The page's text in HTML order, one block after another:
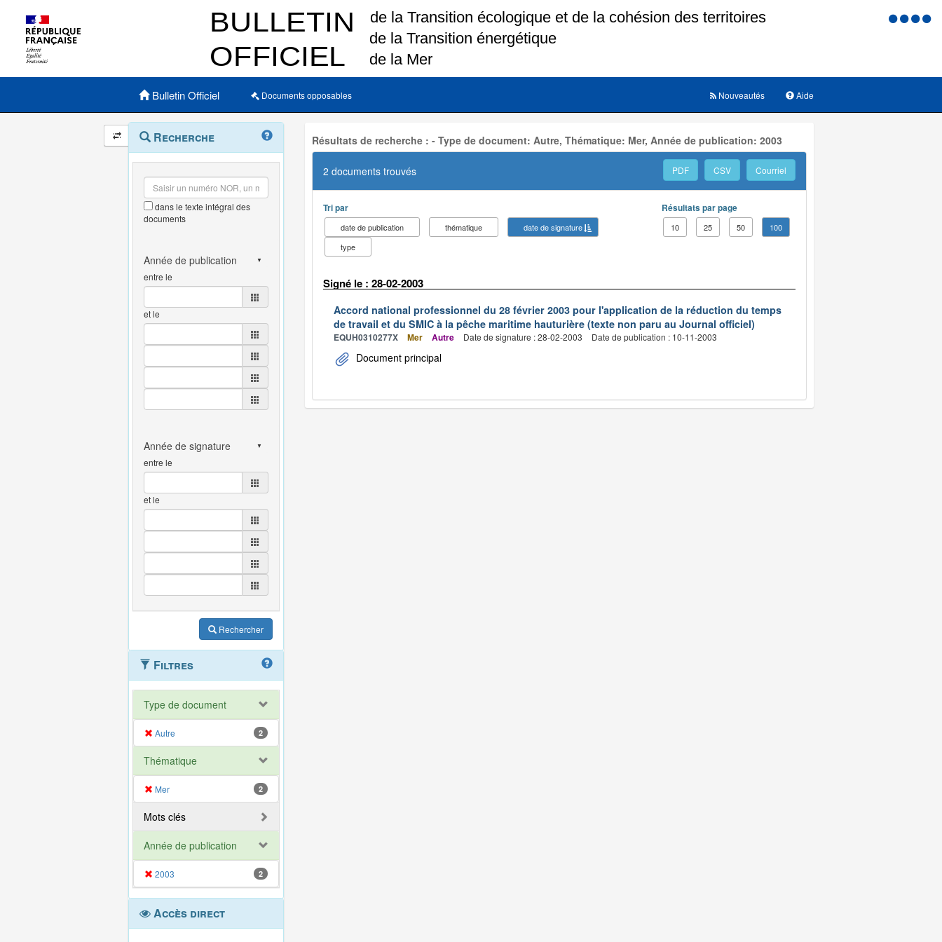
Menu
Menu principal
Bulletin Officiel Documents opposables Aide
Nouveautés
Navigation
et
outils
annexes
Menu
contextuel
Recherche
dans le texte intégral des
documents
entre le
et le
entre le
et le
Rechercher
Filtres
Type de document
Autre 2
Thématique
Mer 2
Mots clés
Année de publication
2003 2
Accès direct
Résultats de recherche : - Type de document: Autre, Thématique: Mer, Année de publication: 2003
2 documents trouvés PDF CSV Courriel
Tri par
date de publication thématique
date de signature
type
Résultats par page
10 25 50 100
Signé le : 28-02-2003
Accord national professionnel du 28 février 2003 pour l'application de la réduction du temps
de travail et du SMIC à la pêche maritime hauturière (texte non paru au Journal officiel)
EQUH0310277X Mer Autre Date de signature : 28-02-2003 Date de publication : 10-11-2003
Document principal